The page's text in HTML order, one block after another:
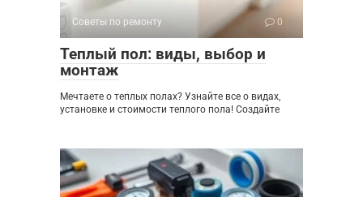
Советы по ремонту 0
Теплый пол: виды, выбор и
монтаж
Мечтаете о теплых полах? Узнайте все о видах,
установке и стоимости теплого пола! Создайте